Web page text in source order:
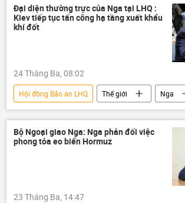
Leo thang căng thẳng giữa Israel và Iran
Israel
Liên Hợp Quốc
Đại diện thường trực của Nga tại LHQ :
Kiev tiếp tục tấn công hạ tầng xuất khẩu
khí đốt
24 Tháng Ba, 08:02
Hội đồng Bảo an LHQ Thế giới
Nga
Ukraina
Vasily Nebenzya
khí đốt
Liên Hợp Quốc
Vladimir Putin
Bộ Ngoại giao Nga: Nga phản đối việc
phong tỏa eo biển Hormuz
23 Tháng Ba, 14:47